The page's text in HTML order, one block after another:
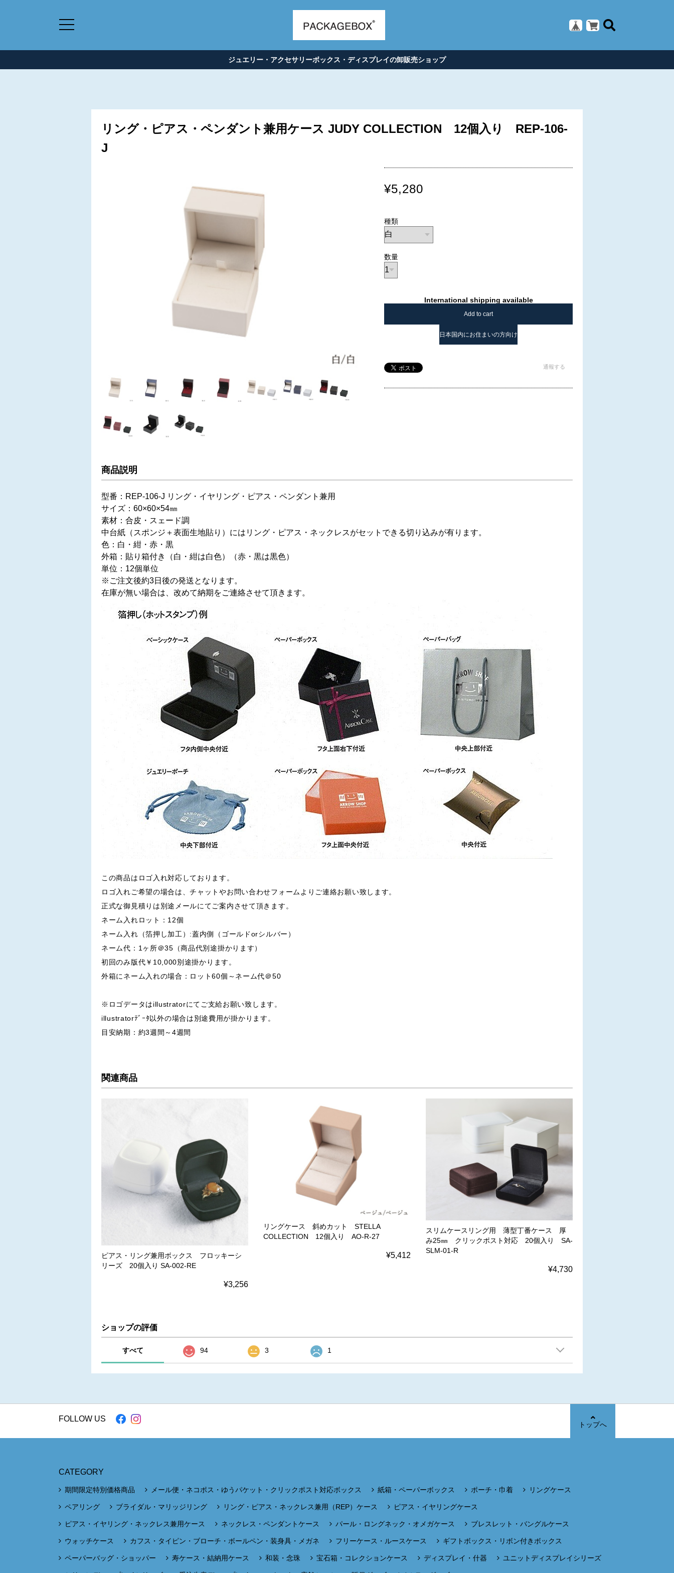
ジュエリー・アクセサリーボックス・ディスプレイの卸販売ショップ
リング・ピアス・ペンダント兼用ケース JUDY COLLECTION 12個入り REP-106-
J
¥5,280
種類
数量
International shipping available
Add to cart
日本国内にお住まいの方向け
通報する
商品説明
型番：REP-106-J リング・イヤリング・ピアス・ペンダント兼用
サイズ：60×60×54㎜
素材：合皮・スェード調
中台紙（スポンジ＋表面生地貼り）にはリング・ピアス・ネックレスがセットできる切り込みが有ります。
色：白・紺・赤・黒
外箱：貼り箱付き（白・紺は白色）（赤・黒は黒色）
単位：12個単位
※ご注文後約3日後の発送となります。
在庫が無い場合は、改めて納期をご連絡させて頂きます。
この商品はロゴ入れ対応しております。
ロゴ入れご希望の場合は、チャットやお問い合わせフォームよりご連絡お願い致します。
正式な御見積りは別途メールにてご案内させて頂きます。
ネーム入れロット：12個
ネーム入れ（箔押し加工）:蓋内側（ゴールドorシルバー）
ネーム代：1ヶ所＠35（商品代別途掛かります）
初回のみ版代￥10,000別途掛かります。
外箱にネーム入れの場合：ロット60個～ネーム代＠50
※ロゴデータはillustratorにてご支給お願い致します。
illustratorﾃﾞｰﾀ以外の場合は別途費用が掛かります。
目安納期：約3週間～4週間
関連商品
ピアス・リング兼用ボックス フロッキーシ
リーズ 20個入り SA-002-RE
¥3,256
リングケース 斜めカット STELLA
COLLECTION 12個入り AO-R-27
¥5,412
スリムケースリング用 薄型丁番ケース 厚
み25㎜ クリックポスト対応 20個入り SA-
SLM-01-R
¥4,730
ショップの評価
すべて 94 3 1
FOLLOW US
トップへ
CATEGORY
期間限定特別価格商品 メール便・ネコポス・ゆうパケット・クリックポスト対応ボックス 紙箱・ペーパーボックス ポーチ・巾着 リングケース
ペアリング ブライダル・マリッジリング リング・ピアス・ネックレス兼用（REP）ケース ピアス・イヤリングケース
ピアス・イヤリング・ネックレス兼用ケース ネックレス・ペンダントケース パール・ロングネック・オメガケース ブレスレット・バングルケース
ウォッチケース カフス・タイピン・ブローチ・ボールペン・装身具・メガネ フリーケース・ルースケース ギフトボックス・リボン付きボックス
ペーパーバッグ・ショッパー 寿ケース・結納用ケース 和装・念珠 宝石箱・コレクションケース ディスプレイ・什器 ユニットディスプレイシリーズ